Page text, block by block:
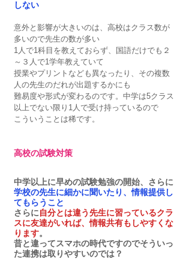
しない
意外と影響が大きいのは、高校はクラス数が
多いので先生の数が多い
1人で1科目を教えておらず、国語だけでも２
～３人で1学年教えていて
授業やプリントなども異なったり、その複数
人の先生のだれが出題するかにも
難易度や形式が変わるのです。中学は5クラス
以上でない限り1人で受け持っているので
こういうことは稀です。
高校の試験対策
中学以上に早めの試験勉強の開始、さらに
学校の先生に細かに聞いたり、情報提供し
てもらうこと
さらに自分とは違う先生に習っているクラ
スに友達がいれば、情報共有もしやすくな
ります。
昔と違ってスマホの時代ですのでそういっ
た連携は取りやすいのでは？